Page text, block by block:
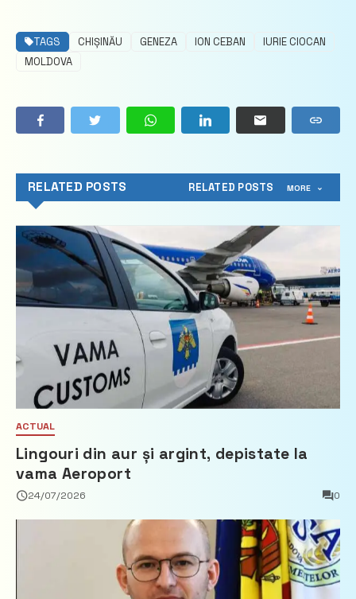
TAGS CHIȘINĂU GENEZA ION CEBAN
IURIE CIOCAN
MOLDOVA
RELATED POSTS RELATED POSTS MORE
ACTUAL
Lingouri din aur și argint, depistate la
vama Aeroport
24/07/2026 0